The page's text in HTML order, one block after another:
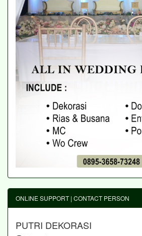
ONLINE SUPPORT | CONTACT PERSON
PUTRI DEKORASI